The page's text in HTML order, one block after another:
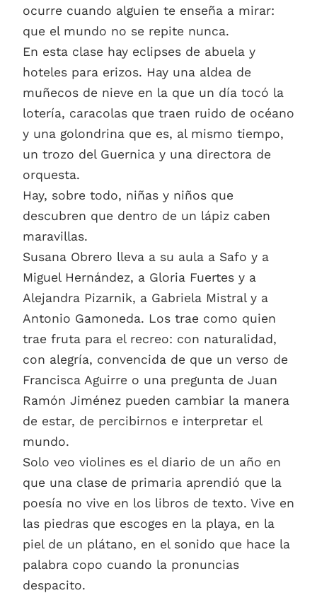
ocurre cuando alguien te enseña a mirar:
que el mundo no se repite nunca.
En esta clase hay eclipses de abuela y
hoteles para erizos. Hay una aldea de
muñecos de nieve en la que un día tocó la
lotería, caracolas que traen ruido de océano
y una golondrina que es, al mismo tiempo,
un trozo del Guernica y una directora de
orquesta.
Hay, sobre todo, niñas y niños que
descubren que dentro de un lápiz caben
maravillas.
Susana Obrero lleva a su aula a Safo y a
Miguel Hernández, a Gloria Fuertes y a
Alejandra Pizarnik, a Gabriela Mistral y a
Antonio Gamoneda. Los trae como quien
trae fruta para el recreo: con naturalidad,
con alegría, convencida de que un verso de
Francisca Aguirre o una pregunta de Juan
Ramón Jiménez pueden cambiar la manera
de estar, de percibirnos e interpretar el
mundo.
Solo veo violines es el diario de un año en
que una clase de primaria aprendió que la
poesía no vive en los libros de texto. Vive en
las piedras que escoges en la playa, en la
piel de un plátano, en el sonido que hace la
palabra copo cuando la pronuncias
despacito.